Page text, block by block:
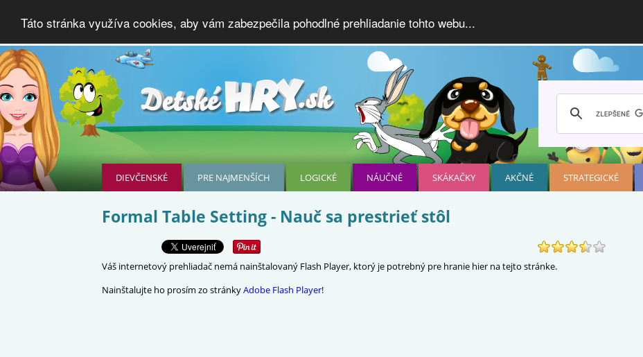
Táto stránka využíva cookies, aby vám zabezpečila pohodlné prehliadanie tohto webu...
DIEVČENSKÉ PRE NAJMENŠÍCH LOGICKÉ NÁUČNÉ SKÁKAČKY AKČNÉ STRATEGICKÉ
Formal Table Setting - Nauč sa prestrieť stôl
Váš internetový prehliadač nemá nainštalovaný Flash Player, ktorý je potrebný pre hranie hier na tejto stránke.
Nainštalujte ho prosím zo stránkyAdobe Flash Player!